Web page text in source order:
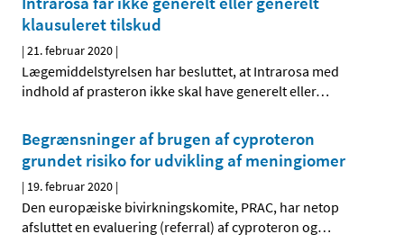
klausuleret tilskud
|21. februar 2020 |
Lægemiddelstyrelsen har besluttet, at Intrarosa med
indhold af prasteron ikke skal have generelt eller…
Begrænsninger af brugen af cyproteron
grundet risiko for udvikling af meningiomer
| 19. februar 2020 |
Den europæiske bivirkningskomite, PRAC, har netop
afsluttet en evaluering (referral) af cyproteron og…